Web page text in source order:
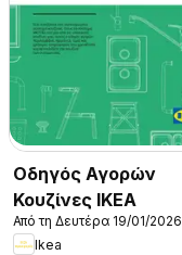
Οδηγός Αγορών
Κουζίνες IKEA
Από τη Δευτέρα 19/01/2026
Ikea